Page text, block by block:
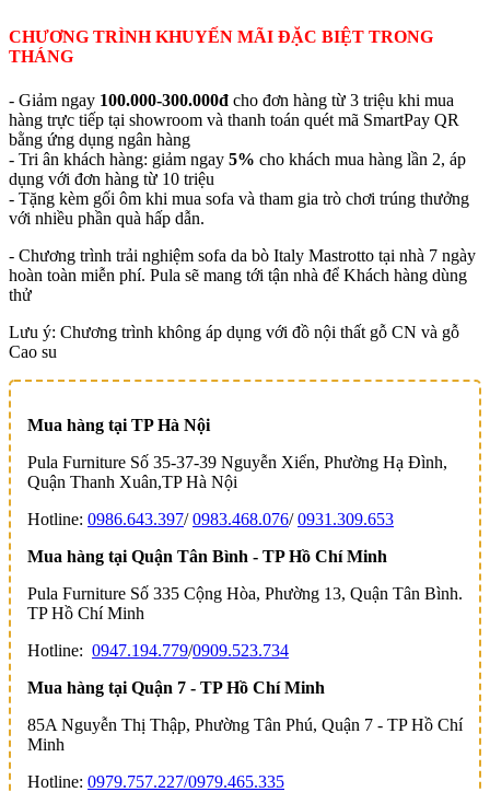
CHƯƠNG TRÌNH KHUYẾN MÃI ĐẶC BIỆT TRONG
THÁNG
- Giảm ngay 100.000-300.000đ cho đơn hàng từ 3 triệu khi mua
hàng trực tiếp tại showroom và thanh toán quét mã SmartPay QR
bằng ứng dụng ngân hàng
- Tri ân khách hàng: giảm ngay 5% cho khách mua hàng lần 2, áp
dụng với đơn hàng từ 10 triệu
- Tặng kèm gối ôm khi mua sofa và tham gia trò chơi trúng thưởng
với nhiều phần quà hấp dẫn.
- Chương trình trải nghiệm sofa da bò Italy Mastrotto tại nhà 7 ngày
hoàn toàn miễn phí. Pula sẽ mang tới tận nhà để Khách hàng dùng
thử
Lưu ý: Chương trình không áp dụng với đồ nội thất gỗ CN và gỗ
Cao su
Mua hàng tại TP Hà Nội
Pula Furniture Số 35-37-39 Nguyễn Xiển, Phường Hạ Đình,
Quận Thanh Xuân,TP Hà Nội
Hotline: 0986.643.397/0983.468.076/0931.309.653
Mua hàng tại Quận Tân Bình - TP Hồ Chí Minh
Pula Furniture Số 335 Cộng Hòa, Phường 13, Quận Tân Bình.
TP Hồ Chí Minh
Hotline: 0947.194.779/0909.523.734
Mua hàng tại Quận 7 - TP Hồ Chí Minh
85A Nguyễn Thị Thập, Phường Tân Phú, Quận 7 - TP Hồ Chí
Minh
Hotline: 0979.757.227/0979.465.335